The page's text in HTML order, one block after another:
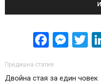
Предишна статия
Двойна стая за един човек